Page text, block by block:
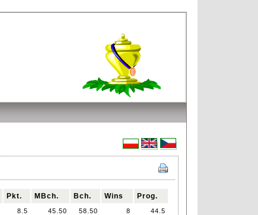
Pkt. MBch. Bch. Wins Prog.
8.5 45.50 58.50 8
44.5